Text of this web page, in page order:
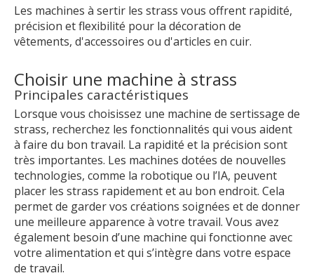
Les machines à sertir les strass vous offrent rapidité,
précision et flexibilité pour la décoration de
vêtements, d'accessoires ou d'articles en cuir.
Choisir une machine à strass
Principales caractéristiques
Lorsque vous choisissez une machine de sertissage de
strass, recherchez les fonctionnalités qui vous aident
à faire du bon travail. La rapidité et la précision sont
très importantes. Les machines dotées de nouvelles
technologies, comme la robotique ou l’IA, peuvent
placer les strass rapidement et au bon endroit. Cela
permet de garder vos créations soignées et de donner
une meilleure apparence à votre travail. Vous avez
également besoin d’une machine qui fonctionne avec
votre alimentation et qui s’intègre dans votre espace
de travail.